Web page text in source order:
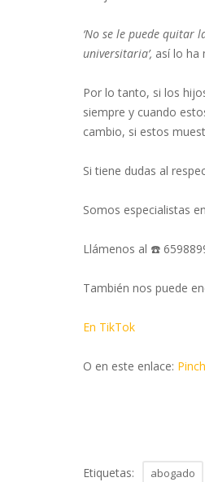
‘No se le puede
universitaria’, así lo ha
Por lo tanto, si los
siempre y cuando
cambio, si estos
Si tiene dudas al
Somos especialistas
Llámenos al ☎️
También nos puede
En TikTok
O en este enlace:
Etiquetas: abogado